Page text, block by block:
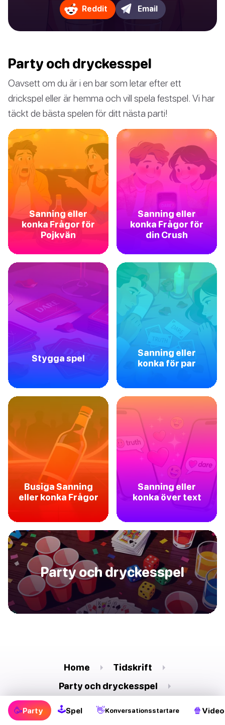
Reddit Email
🥳Party 🕹Spel 👋Konversationsstartare 🍿
Party och dryckesspel
Oavsett om du är i en bar som letar efter ett
drickspel eller är hemma och vill spela festspel. Vi har
täckt de bästa spelen för ditt nästa parti!
Sanning eller
konka Frågor för
Pojkvän
Sanning eller
konka Frågor för
din Crush
Stygga spel
Sanning eller
konka för par
Busiga Sanning
eller konka Frågor
Sanning eller
konka över text
Party och dryckesspel
Home
Tidskrift
Party och dryckesspel
Svara eller drick för Par